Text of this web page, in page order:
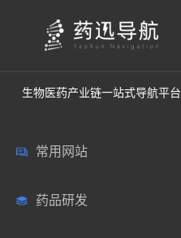
生物医药产业链一站式导航平台
常用网站
中国常用
药品研发